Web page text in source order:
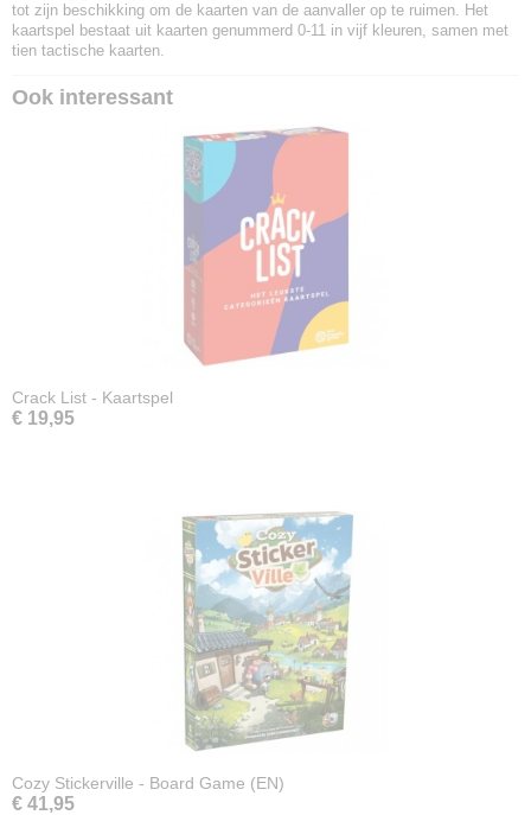
tot zijn beschikking om de kaarten van de aanvaller op te ruimen. Het
kaartspel bestaat uit kaarten genummerd 0-11 in vijf kleuren, samen met
tien tactische kaarten.
Ook interessant
Crack List - Kaartspel
€ 19,95
Cozy Stickerville - Board Game (EN)
€ 41,95